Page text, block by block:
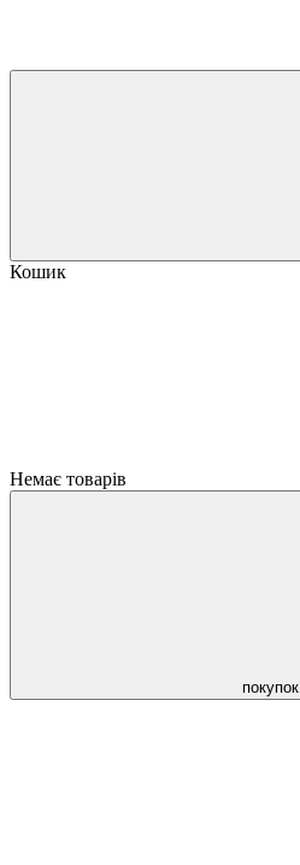
Кошик
Немає товарів
покупок